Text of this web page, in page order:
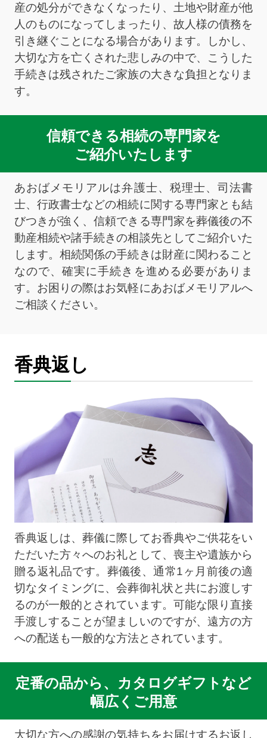
産の処分ができなくなったり、土地や財産が他
人のものになってしまったり、故人様の債務を
引き継ぐことになる場合があります。しかし、
大切な方を亡くされた悲しみの中で、こうした
手続きは残されたご家族の大きな負担となりま
す。
信頼できる相続の専門家を
ご紹介いたします
あおばメモリアルは弁護士、税理士、司法書
士、行政書士などの相続に関する専門家とも結
びつきが強く、信頼できる専門家を葬儀後の不
動産相続や諸手続きの相談先としてご紹介いた
します。相続関係の手続きは財産に関わること
なので、確実に手続きを進める必要がありま
す。お困りの際はお気軽にあおばメモリアルへ
ご相談ください。
香典返し
香典返しは、葬儀に際してお香典やご供花をい
ただいた方々へのお礼として、喪主や遺族から
贈る返礼品です。葬儀後、通常1ヶ月前後の適
切なタイミングに、会葬御礼状と共にお渡しす
るのが一般的とされています。可能な限り直接
手渡しすることが望ましいのですが、遠方の方
への配送も一般的な方法とされています。
定番の品から、カタログギフトなど
幅広くご用意
大切な方への感謝の気持ちをお届けするお返し